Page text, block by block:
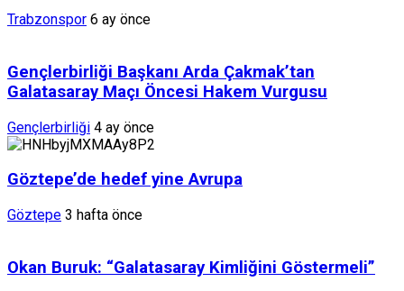
Trabzonspor 6 ay önce
Gençlerbirliği Başkanı Arda Çakmak’tan
Galatasaray Maçı Öncesi Hakem Vurgusu
Gençlerbirliği 4 ay önce
Göztepe’de hedef yine Avrupa
Göztepe 3 hafta önce
Okan Buruk: “Galatasaray Kimliğini Göstermeli”